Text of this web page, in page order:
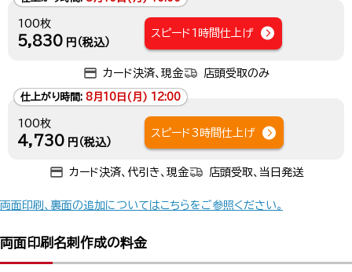
100枚
5,830 円（税込）
スピード1時間仕上げ
カード決済、現金 店頭受取のみ
仕上がり時間: 8月10日(月) 12:00
100枚
4,730 円（税込）
スピード3時間仕上げ
カード決済、代引き、現金 店頭受取、当日発送
両面印刷、裏面の追加についてはこちらをご参照ください。
両面印刷名刺作成の料金